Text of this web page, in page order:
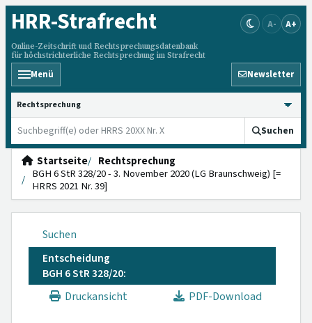
HRR-Strafrecht
Online-Zeitschrift und Rechtsprechungsdatenbank
für höchstrichterliche Rechtsprechung im Strafrecht
A- A+
Menü Newsletter
HRRS durchsuchen
Suchen
Startseite
Rechtsprechung
BGH 6 StR 328/20 - 3. November 2020 (LG Braunschweig) [=
HRRS 2021 Nr. 39]
Suchen
Entscheidung
BGH 6 StR 328/20:
Druckansicht
PDF-Download